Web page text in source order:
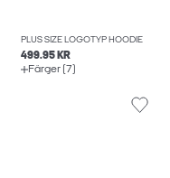
PLUS SIZE LOGOTYP HOODIE
499.95 KR
Färger (7)